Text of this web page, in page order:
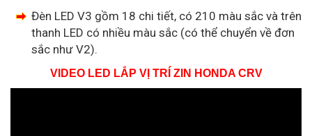
Đèn LED V3 gồm 18 chi tiết, có 210 màu sắc và trên
thanh LED có nhiều màu sắc (có thể chuyển về đơn
sắc như V2).
VIDEO LED LẮP VỊ TRÍ ZIN HONDA CRV